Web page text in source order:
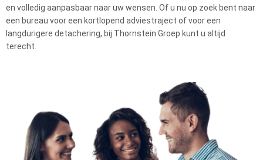
en volledig aanpasbaar naar uw wensen. Of u nu op zoek bent naar
een bureau voor een kortlopend adviestraject of voor een
langdurigere detachering, bij Thornstein Groep kunt u altijd
terecht.